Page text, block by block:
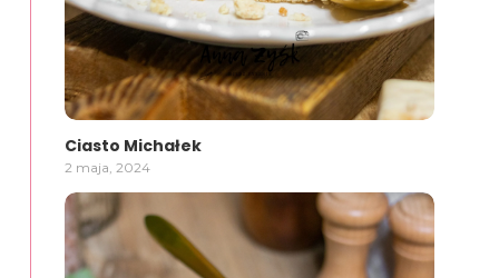
Ciasto Michałek
2 maja, 2024